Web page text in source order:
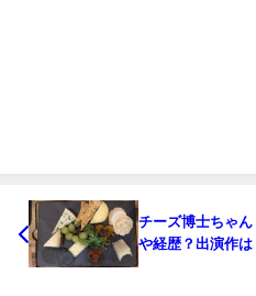
チーズ博士ちゃ
や経歴？出演作は